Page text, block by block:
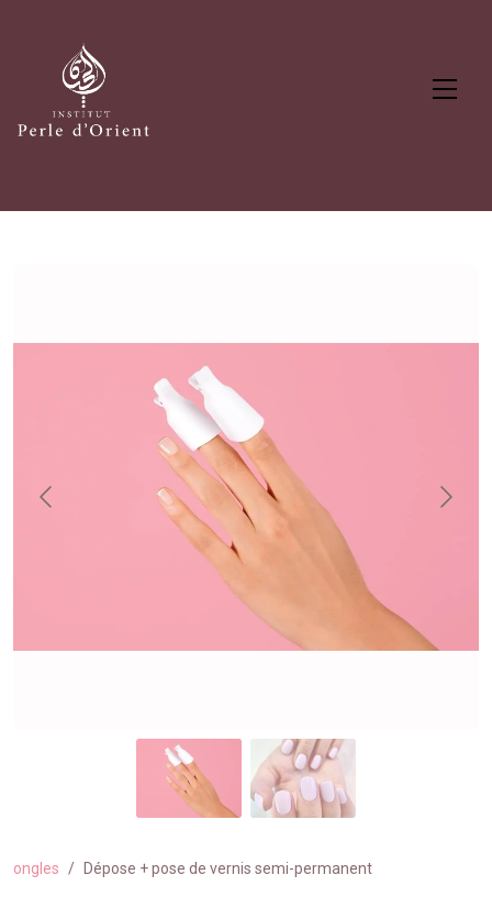
ongles Dépose + pose de vernis semi-permanent